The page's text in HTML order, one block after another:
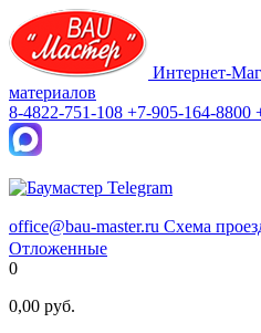
Интернет-
материалов
8-4822-751-108 +7-905-164-8800
office@bau-master.ru Схема
Отложенные
0
0,00 руб.